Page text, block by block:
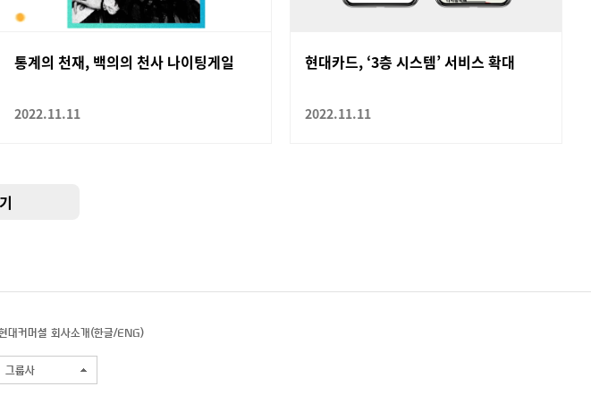
통계의 천재, 백의의 천사 나이팅게일
2022.11.11
현대카드, ‘3층 시스템’ 서비스 확대
2022.11.11
대커머셜 회사소개(한글/ENG)
그룹사